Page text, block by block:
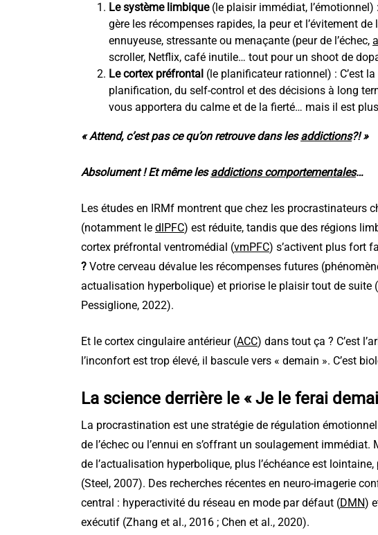
Le système limbique(le plaisir immédiat, l’émotionnel)
gère les récompenses rapides, la peur et l’évitement
ennuyeuse, stressante ou menaçante (peur de l’échec,
scroller, Netflix, café inutile… tout pour un shoot de
Le cortex préfrontal (le planificateur rationnel) : C’est
planification, du self-control et des décisions à long
vous apportera du calme et de la fierté… mais il est
« Attend, c’est pas ce qu’on retrouve dans lesaddictions?! »
Absolument ! Et même lesaddictions comportementales…
Les études en IRMf montrent que chez les procrastinateurs
(notamment le dlPFC) est réduite, tandis que des régions
cortex préfrontal ventromédial (vmPFC) s’activent plus fort
? Votre cerveau dévalue les récompenses futures
actualisation hyperbolique) et priorise le plaisir tout de suite
Pessiglione, 2022).
Et le cortex cingulaire antérieur (ACC) dans tout ça ? C’est
l’inconfort est trop élevé, il bascule vers « demain ». C’est
La science derrière le « Je le ferai
La procrastination est une stratégie de régulation
de l’échec ou l’ennui en s’offrant un soulagement
de l’actualisation hyperbolique, plus l’échéance est
(Steel, 2007). Des recherches récentes en neuro-imagerie
central : hyperactivité du réseau en mode par défaut (DMN)
exécutif (Zhang et al., 2016 ; Chen et al., 2020).